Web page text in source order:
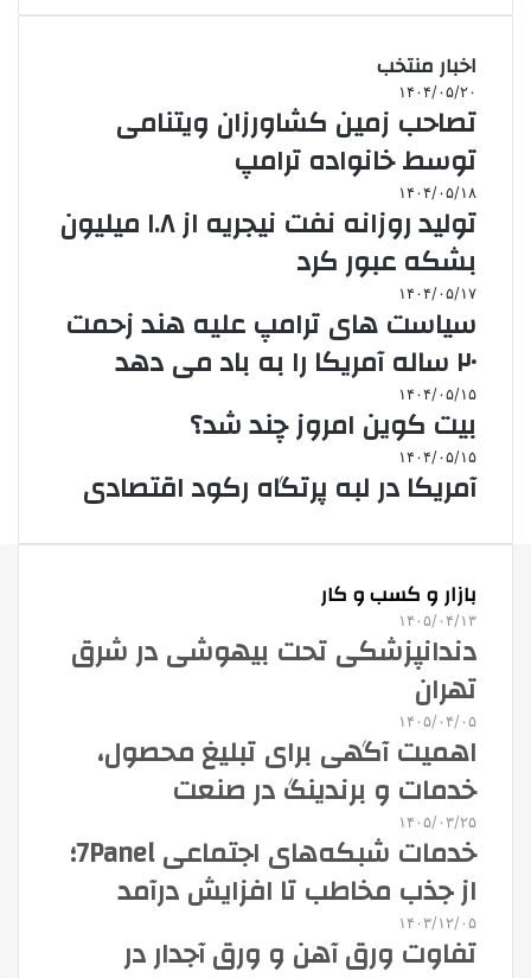
اخبار منتخب
۱۴۰۴/۰۵/۲۰
تصاحب زمین کشاورزان ویتنامی
توسط خانواده ترامپ
۱۴۰۴/۰۵/۱۸
تولید روزانه نفت نیجریه از ۱.۸ میلیون
بشکه عبور کرد
۱۴۰۴/۰۵/۱۷
سیاست های ترامپ علیه هند زحمت
۲۰ ساله آمریکا را به باد می دهد
۱۴۰۴/۰۵/۱۵
بیت کوین امروز چند شد؟
۱۴۰۴/۰۵/۱۵
آمریکا در لبه پرتگاه رکود اقتصادی
بازار و کسب و کار
۱۴۰۵/۰۴/۱۳
دندانپزشکی تحت بیهوشی در شرق
تهران
۱۴۰۵/۰۴/۰۵
اهمیت آگهی برای تبلیغ محصول،
خدمات و برندینگ در صنعت
۱۴۰۵/۰۳/۲۵
خدمات شبکه‌های اجتماعی 7Panel؛
از جذب مخاطب تا افزایش درآمد
۱۴۰۳/۱۲/۰۵
تفاوت ورق آهن و ورق آجدار در